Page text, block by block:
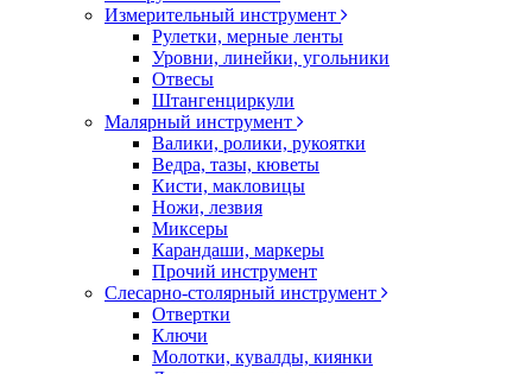
Измерительный инструмент
Рулетки, мерные ленты
Уровни, линейки, угольники
Отвесы
Штангенциркули
Малярный инструмент
Валики, ролики, рукоятки
Ведра, тазы, кюветы
Кисти, макловицы
Ножи, лезвия
Миксеры
Карандаши, маркеры
Прочий инструмент
Слесарно-столярный инструмент
Отвертки
Ключи
Молотки, кувалды, киянки